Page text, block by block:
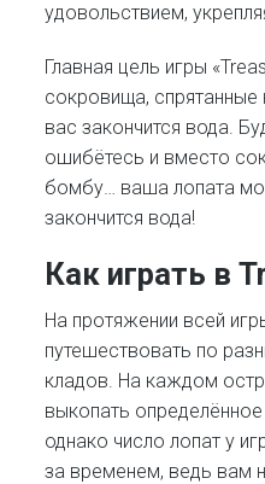
удовольствием,
Главная цель игры
сокровища, спрятанные
вас закончится вода.
ошибётесь и вместо
бомбу… ваша лопата
закончится вода!
Как играть в
На протяжении всей
путешествовать по
кладов. На каждом
выкопать
однако число лопат у
за временем, ведь вам